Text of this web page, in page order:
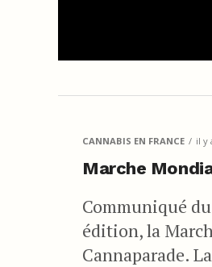
CANNABIS EN FRANCE il y
Marche
Communiqué
édition, la
Cannaparade.